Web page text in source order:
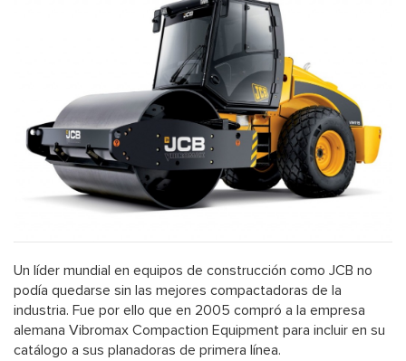
Un líder mundial en equipos de construcción como JCB no
podía quedarse sin las mejores compactadoras de la
industria. Fue por ello que en 2005 compró a la empresa
alemana Vibromax Compaction Equipment para incluir en su
catálogo a sus planadoras de primera línea.